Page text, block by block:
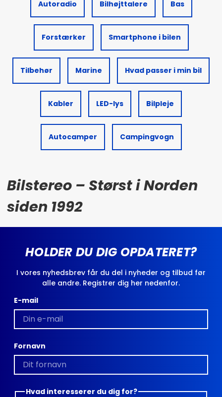
Autoradio Bilhøjttalere Bas
Forstærker Smartphone i bilen
Tilbehør Marine Hvad passer i min bil
Kabler LED-lys Bilpleje
Autocamper Campingvogn
Bilstereo – Størst i Norden
siden 1992
HOLDER DU DIG OPDATERET?
I vores nyhedsbrev får du del i nyheder og tilbud før
alle andre. Registrer dig her nedenfor.
E-mail
Fornavn
Hvad interesserer du dig for?